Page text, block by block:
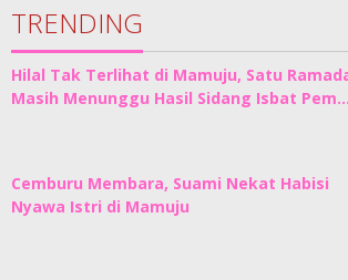
TRENDING
Hilal Tak Terlihat di Mamuju, Satu
Masih Menunggu Hasil Sidang Isbat Pem…
Cemburu Membara, Suami Nekat Habisi
Nyawa Istri di Mamuju